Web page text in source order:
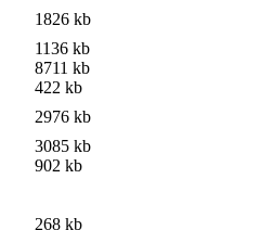
1826 kb
1136 kb
8711 kb
422 kb
2976 kb
3085 kb
902 kb
268 kb